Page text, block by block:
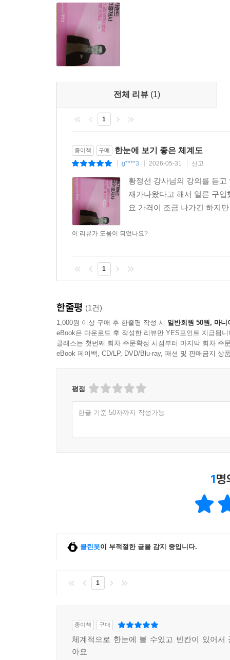
전체 리뷰 (1)
1
종이책 구매 한눈에 보기 좋은 체계도
g****3 2026-05-31 신고
황정선 강사님의 강의를 듣
재가나왔다고 해서 얼른 구
요 가격이 조금 나가긴 하지
이 리뷰가 도움이 되었나요?
1
한줄평 (1건)
1,000원 이상 구매 후 한줄평 작성 시 일반회원 50원, 마니
eBook은 다운로드 후 작성한 리뷰만 YES포인트 지급됩니
클래스는 첫번째 회차 주문확정 시점부터 마지막 회차 주
eBook 페이백, CD/LP, DVD/Blu-ray, 패션 및 판매금지 상
평점
한글 기준 50자까지 작성가능
1명
클린봇이 부적절한 글을 감지 중입니다.
1
종이책 구매
체계적으로 한눈에 볼 수있고 빈칸이 있어서
아요